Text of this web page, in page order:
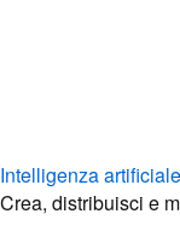
Intelligenza artificiale
Crea, distribuisci e